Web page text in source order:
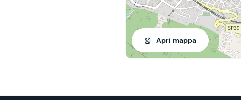
Apri mappa